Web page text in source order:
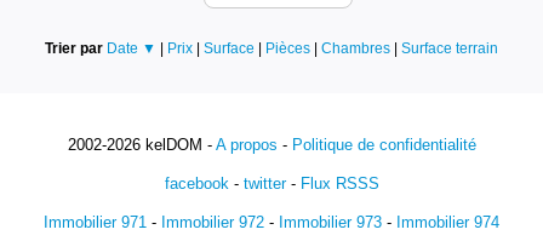
Trier par Date ▼ | Prix | Surface | Pièces | Chambres | Surface terrain
2002-2026 kelDOM - A propos - Politique de confidentialité
facebook- twitter- Flux RSSS
Immobilier 971 - Immobilier 972 - Immobilier 973 - Immobilier 974